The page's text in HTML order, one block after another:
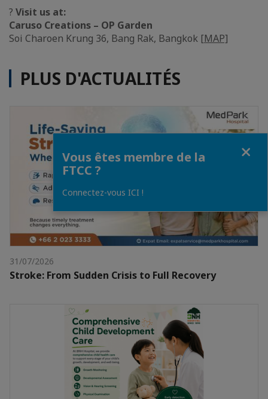
? Visit us at:
Caruso Creations – OP Garden
Soi Charoen Krung 36, Bang Rak, Bangkok [MAP]
PLUS D'ACTUALITÉS
31/07/2026
Stroke: From Sudden Crisis to Full Recovery
Vous êtes membre de la
FTCC ?
Connectez-vous ICI !